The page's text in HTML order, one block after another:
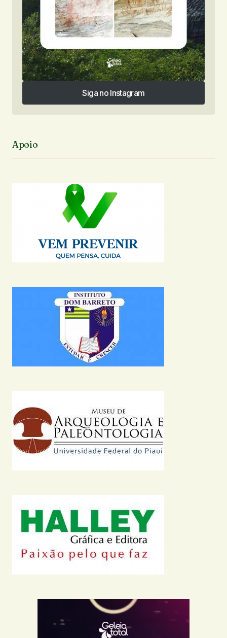
Siga no Instagram
Siga no Instagram
Apoio